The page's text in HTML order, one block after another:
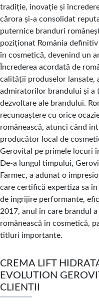
tradiţie, inovaţie şi
cărora şi-a consolidat
puternice branduri
poziţionat România
în cosmetică, devenind un
Încrederea acordată de
calităţii produselor lansate,
admiratorilor brandului şi
dezvoltare ale brandului.
recunoaştere cu orice
românească, atunci când
producător local de
Gerovital pe primele locuri
De-a lungul timpului,
Farmec, a adunat o
care certifică expertiza sa
de îngrijire performante,
2017, anul în care brandul
românească în cosmetică,
titluri importante.
CREMA LIFT
EVOLUTION
CLIENTII